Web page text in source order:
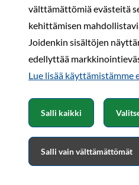
välttämättömiä evästeitä
kehittämisen
Joidenkin sisältöjen
edellyttää
Lue lisää käyttämistämme
Salli kaikki
Salli vain välttämättömät
Rekisteri- ja